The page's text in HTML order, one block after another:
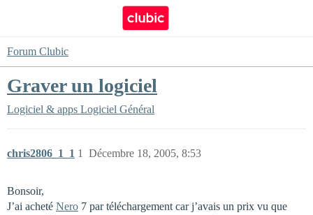
Forum Clubic
Graver un logiciel
Logiciel & apps Logiciel Général
chris2806_1_1 Décembre 18, 2005, 8:53
1
Bonsoir,
J’ai acheté Nero 7 par téléchargement car j’avais un prix vu que